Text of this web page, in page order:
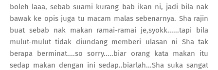
boleh laaa, sebab suami kurang bab ikan ni, jadi bila nak
bawak ke opis juga tu macam malas sebenarnya. Sha rajin
buat sebab nak makan ramai-ramai je,syokk......tapi bila
mulut-mulut tidak diundang memberi ulasan ni Sha tak
berapa berminat....so sorry.....biar orang kata makan itu
sedap makan dengan ini sedap..biarlah...Sha suka sangat